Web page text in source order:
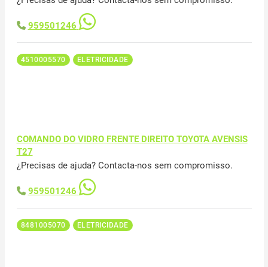
959501246
4510005570 ELETRICIDADE
COMANDO DO VIDRO FRENTE DIREITO TOYOTA AVENSIS
T27
¿Precisas de ajuda? Contacta-nos sem compromisso.
959501246
8481005070 ELETRICIDADE